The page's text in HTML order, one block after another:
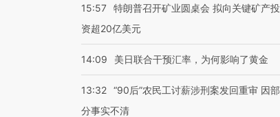
15:57 特朗普召开矿业圆桌会 拟向关键矿产投
资超20亿美元
14:09 美日联合干预汇率，为何影响了黄金
13:32 “90后”农民工讨薪涉刑案发回重审 因部
分事实不清